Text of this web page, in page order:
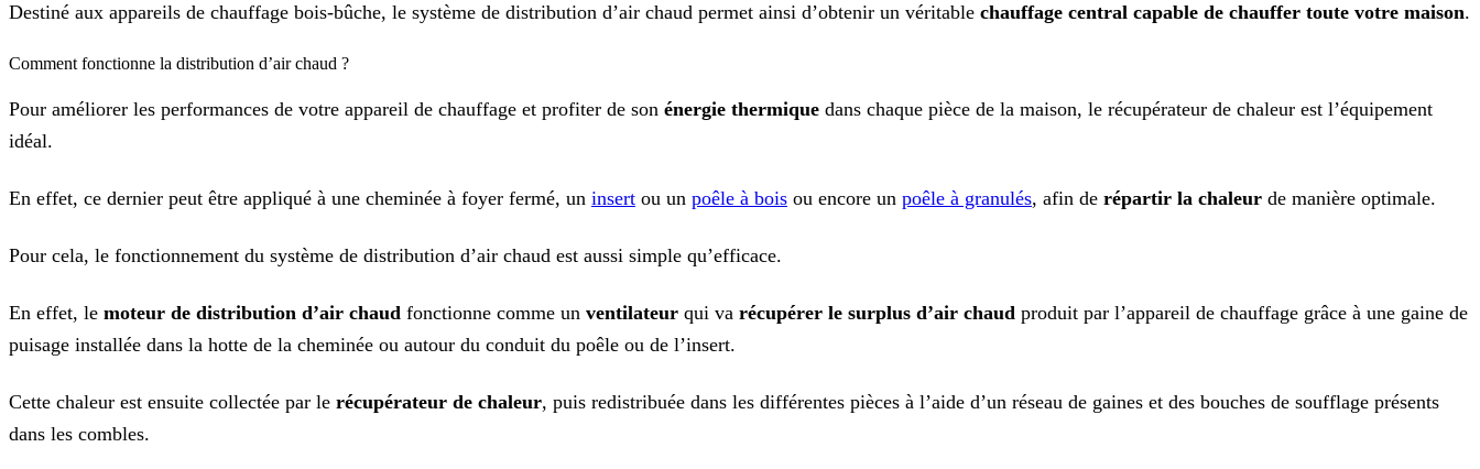
Destiné aux appareils de chauffage bois-bûche, le système de distribution d’air chaud permet ainsi d’obtenir un véritable chauffage central capable de chauffer toute votre maison.
Comment fonctionne la distribution d’air chaud ?
Pour améliorer les performances de votre appareil de chauffage et profiter de son énergie thermique dans chaque pièce de la maison, le récupérateur de chaleur est l’équipement
idéal.
En effet, ce dernier peut être appliqué à une cheminée à foyer fermé, un insert ou un poêle à bois ou encore un poêle à granulés, afin de répartir la chaleur de manière optimale.
Pour cela, le fonctionnement du système de distribution d’air chaud est aussi simple qu’efficace.
En effet, le moteur de distribution d’air chaud fonctionne comme un ventilateur qui va récupérer le surplus d’air chaud produit par l’appareil de chauffage grâce à une gaine de
puisage installée dans la hotte de la cheminée ou autour du conduit du poêle ou de l’insert.
Cette chaleur est ensuite collectée par le récupérateur de chaleur, puis redistribuée dans les différentes pièces à l’aide d’un réseau de gaines et des bouches de soufflage présents
dans les combles.